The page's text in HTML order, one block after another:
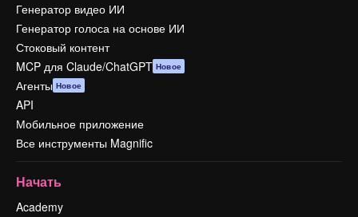
Генератор видео ИИ
Генератор голоса на основе ИИ
Стоковый контент
MCP для Claude/ChatGPT Новое
Агенты Новое
API
Мобильное приложение
Все инструменты Magnific
Начать
Academy